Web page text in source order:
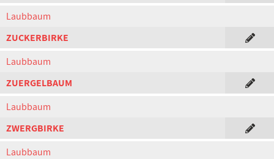
Laubbaum
ZUCKERBIRKE
Laubbaum
ZUERGELBAUM
Laubbaum
ZWERGBIRKE
Laubbaum